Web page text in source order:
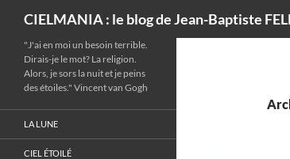
CIELMANIA : le blog de Jean-Baptiste
"J'ai en moi un besoin terrible.
Dirais-je le mot? La religion.
Alors, je sors la nuit et je peins
des étoiles." Vincent van Gogh
LA LUNE
CIEL ÉTOILÉ